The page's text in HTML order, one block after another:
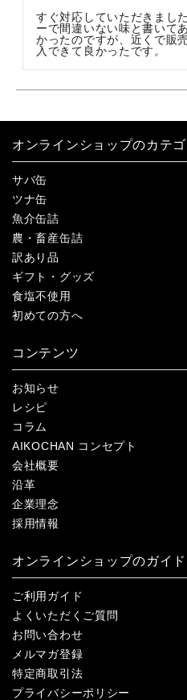
すぐ対応していただきまし
ーで間違いない味と書いて
かったのですが、近くで販
入できて良かったです。
オンラインショップのカテ
サバ缶
ツナ缶
魚介缶詰
農・畜産缶詰
訳あり品
ギフト・グッズ
食塩不使用
初めての方へ
コンテンツ
お知らせ
レシピ
コラム
AIKOCHAN コンセプト
会社概要
沿革
企業理念
採用情報
オンラインショップのガイ
ご利用ガイド
よくいただくご質問
お問い合わせ
メルマガ登録
特定商取引法
プライバシーポリシー